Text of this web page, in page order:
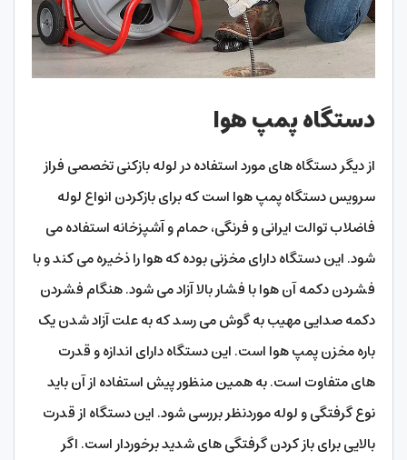
دستگاه پمپ هوا
از دیگر دستگاه‌ های مورد استفاده در لوله بازکنی تخصصی فراز
سرویس دستگاه پمپ هوا است که برای بازکردن انواع لوله
فاضلاب توالت ایرانی و فرنگی، حمام و آشپزخانه استفاده می‌
شود. این دستگاه دارای مخزنی بوده که هوا را ذخیره می‌ کند و با
فشردن دکمه آن هوا با فشار بالا آزاد می‌ شود. هنگام فشردن
دکمه صدایی مهیب به گوش می‌ رسد که به‌ علت آزاد شدن یک‌
باره مخزن پمپ هوا است. این دستگاه دارای اندازه و قدرت‌
های متفاوت است. به‌ همین منظور پیش استفاده از آن باید
نوع گرفتگی و لوله موردنظر بررسی شود. این دستگاه از قدرت
بالایی برای باز کردن گرفتگی های شدید برخوردار است. اگر